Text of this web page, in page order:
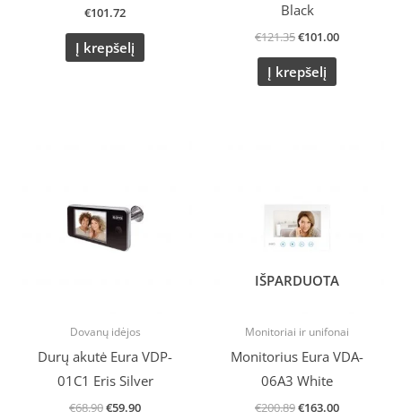
€101.72
Į krepšelį
Black
€121.35€101.00
Į krepšelį
Dovanų idėjos
Durų akutė Eura VDP-
01C1 Eris Silver
€68.90€59.90
IŠPARDUOTA
Monitoriai ir unifonai
Monitorius Eura VDA-
06A3 White
€200.89€163.00